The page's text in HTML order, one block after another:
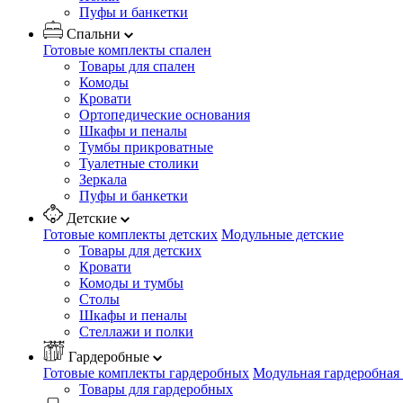
Пуфы и банкетки
Спальни
Готовые комплекты спален
Товары для спален
Комоды
Кровати
Ортопедические основания
Шкафы и пеналы
Тумбы прикроватные
Туалетные столики
Зеркала
Пуфы и банкетки
Детские
Готовые комплекты детских Модульные детские
Товары для детских
Кровати
Комоды и тумбы
Столы
Шкафы и пеналы
Стеллажи и полки
Гардеробные
Готовые комплекты гардеробных Модульная
Товары для гардеробных